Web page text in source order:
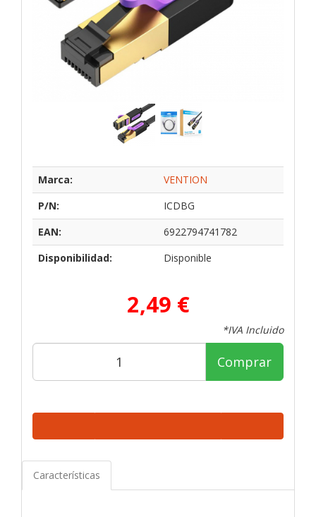
Marca:
VENTION
P/N:
ICDBG
EAN:
6922794741782
Disponibilidad:
Disponible
2,49 €
*IVA Incluido
Comprar
Características